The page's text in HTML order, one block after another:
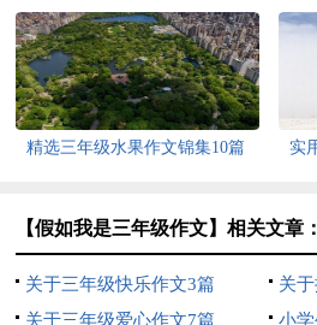
精选三年级水果作文锦集10篇
实
【假如我是三年级作文】相关文章：
关于三年级快乐作文3篇
关
篇
关于三年级爱心作文7篇 小